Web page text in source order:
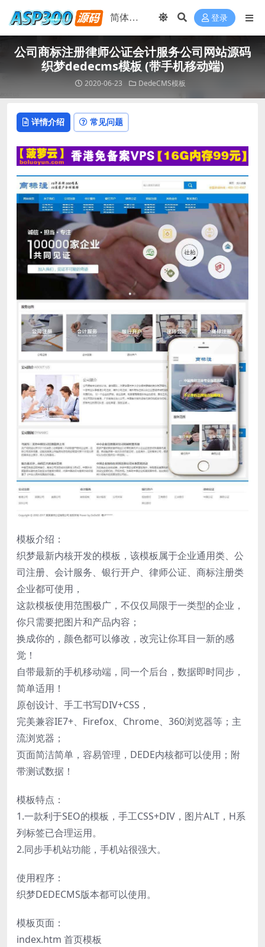
登录
公司商标注册律师公证会计服务公司网站源码
织梦dedecms模板 (带手机移动端)
2020-06-23 DedeCMS模板
详情介绍 常见问题
模板介绍：
织梦最新内核开发的模板，该模板属于企业通用类、公
司注册、会计服务、银行开户、律师公证、商标注册类
企业都可使用，
这款模板使用范围极广，不仅仅局限于一类型的企业，
你只需要把图片和产品内容；
换成你的，颜色都可以修改，改完让你耳目一新的感
觉！
自带最新的手机移动端，同一个后台，数据即时同步，
简单适用！
原创设计、手工书写DIV+CSS，
完美兼容IE7+、Firefox、Chrome、360浏览器等；主
流浏览器；
页面简洁简单，容易管理，DEDE内核都可以使用；附
带测试数据！
模板特点：
1.一款利于SEO的模板，手工CSS+DIV，图片ALT，H系
列标签已合理运用。
2.同步手机站功能，手机站很强大。
使用程序：
织梦DEDECMS版本都可以使用。
模板页面：
index.htm 首页模板